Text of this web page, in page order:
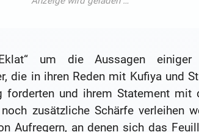
um die Aussagen
die in ihren Reden mit Kufiya und
forderten und ihrem Statement mit
zusätzliche Schärfe verleihen
Aufregern, an denen sich das